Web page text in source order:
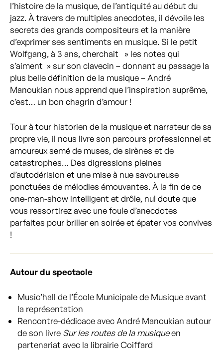
l’histoire de la musique, de l’antiquité au début du
jazz. À travers de multiples anecdotes, il dévoile les
secrets des grands compositeurs et la manière
d’exprimer ses sentiments en musique. Si le petit
Wolfgang, à 3 ans, cherchait » les notes qui
s’aiment » sur son clavecin – donnant au passage la
plus belle définition de la musique – André
Manoukian nous apprend que l’inspiration suprême,
c’est… un bon chagrin d’amour !
Tour à tour historien de la musique et narrateur de sa
propre vie, il nous livre son parcours professionnel et
amoureux semé de muses, de sirènes et de
catastrophes… Des digressions pleines
d’autodérision et une mise à nue savoureuse
ponctuées de mélodies émouvantes. À la fin de ce
one-man-show intelligent et drôle, nul doute que
vous ressortirez avec une foule d’anecdotes
parfaites pour briller en soirée et épater vos convives
!
Autour du spectacle
Music’hall de l’École Municipale de Musique avant
la représentation
Rencontre-dédicace avec André Manoukian autour
de son livre Sur les routes de la musiqueen
partenariat avec la librairie Coiffard